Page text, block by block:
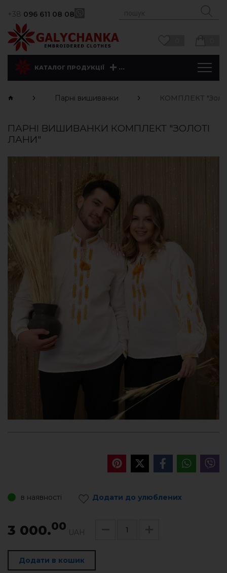
+38 096 611 08 08
КАТАЛОГ ПРОДУКЦІЇ ...
Парні вишиванки КОМПЛЕКТ
ПАРНІ ВИШИВАНКИ КОМПЛЕКТ "ЗОЛОТІ
ЛАНИ"
в наявності Додати до улюблених
3 000.00 UAH
Додати в кошик